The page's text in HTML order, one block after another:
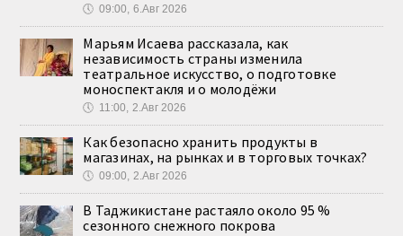
🕔 09:00, 6.Авг 2026
Марьям Исаева рассказала, как
независимость страны изменила
театральное искусство, о подготовке
моноспектакля и о молодёжи
🕔 11:00, 2.Авг 2026
Как безопасно хранить продукты в
магазинах, на рынках и в торговых точках?
🕔 09:00, 2.Авг 2026
В Таджикистане растаяло около 95 %
сезонного снежного покрова